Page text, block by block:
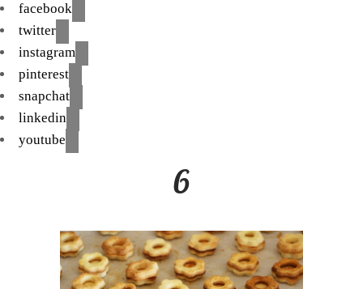
facebook
twitter
instagram
pinterest
snapchat
linkedin
youtube
6